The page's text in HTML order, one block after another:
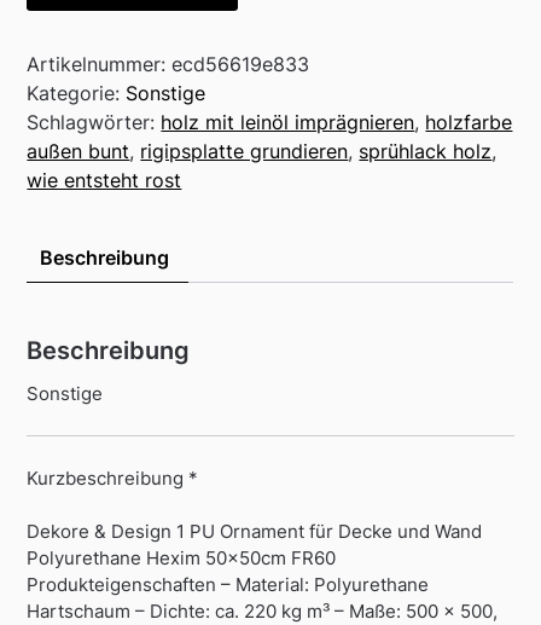
Artikelnummer:ecd56619e833
Kategorie: Sonstige
Schlagwörter: holz mit leinöl imprägnieren, holzfarbe
außen bunt, rigipsplatte grundieren, sprühlack holz,
wie entsteht rost
Beschreibung
Beschreibung
Sonstige
Kurzbeschreibung *
Dekore & Design 1 PU Ornament für Decke und Wand
Polyurethane Hexim 50x50cm FR60
Produkteigenschaften – Material: Polyurethane
Hartschaum – Dichte: ca. 220 kg m³ – Maße: 500 x 500,